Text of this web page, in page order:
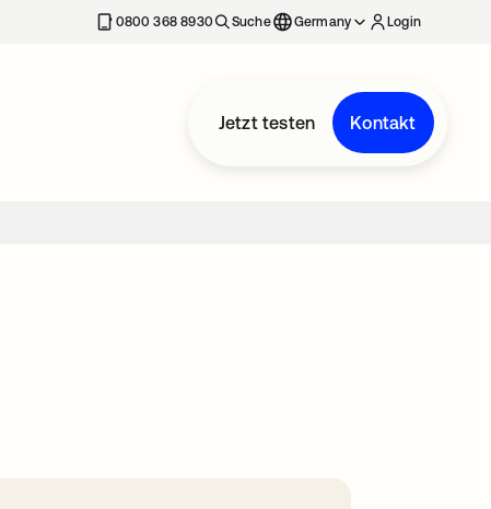
0800 368 8930 Suche Germany Login
Jetzt testen Kontakt